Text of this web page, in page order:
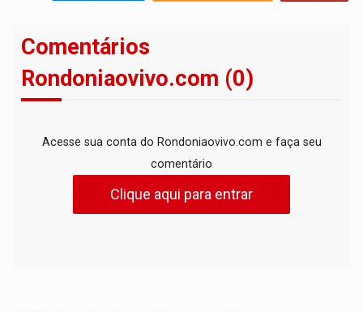
Comentários
Rondoniaovivo.com (0)
Acesse sua conta do Rondoniaovivo.com e faça seu
comentário
Clique aqui para entrar